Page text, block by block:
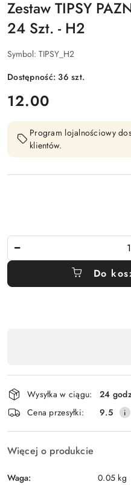
Zestaw TIPSY
24 Szt. - H2
Symbol: TIPSY_H2
Dostępność:36szt.
cena:
12.00
Program lojalnościowy
klientów.
Do
płatność
i
dostawa
Wysyłka w ciągu:
24
Cena przesyłki:
9.5
Więcej o produkcie
Waga: 0.05 kg